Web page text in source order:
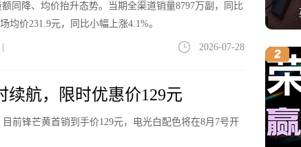
同降、均价抬升态势。当期全渠道销量8797万副，同比
均价231.9元，同比小幅上涨4.1%。
2026-07-28
续航，限时优惠价129元
前锋芒黄首销到手价129元，电光白配色将在8月7号开